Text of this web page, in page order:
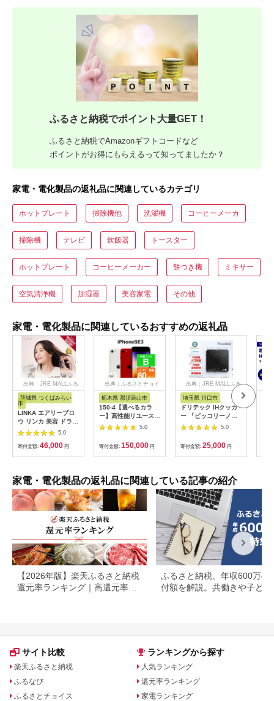
ふるさと納税でポイント大量GET！
ふるさと納税でAmazonギフトコードなど
ポイントがお得にもらえるって知ってましたか？
家電・電化製品の返礼品に関連しているカテゴリ
ホットプレート 掃除機他 洗濯機 コーヒーメーカ
掃除機 テレビ 炊飯器 トースター
ホットプレート コーヒーメーカー 餅つき機 ミキサー
空気清浄機 加湿器 美容家電 その他
家電・電化製品に関連しているおすすめの返礼品
出典：JRE MALLふる
さと納税
茨城県 つくばみらい
市
LINKA エアリーブロ
ウ リンカ 美容 ドライ
ヤー ヘアケア 髪 エス
テ ギフト ラッピング
贈呈品 プレゼント 母
の日 母の日準備 母の
5.0
寄付金額: 46,000 円
出典：ふるさとチョイ
栃木県 那須烏山市
150-4【選べるカラ
ー】高性能リユース
スマホ Apple
iPhoneSE 3 128GB
SIMロック解除済 本
体のみ ｜ 中古 再生品
本体 端末
5.0
寄付金額: 150,000 円
出典：JRE MALLふる
さと納税
埼玉県 川口市
ドリテック IHクッカ
ー 「ピッコリーノ」
ブラック DI-
217BK【1642626】
5.0
寄付金額: 25,000 円
家電・電化製品の返礼品に関連している記事の紹介
【2026年版】楽天ふるさと納税
還元率ランキング｜高還元率返
ふるさと納税、年収600万の
付額を解説。共働きや子ども
サイト比較
楽天ふるさと納税
ふるなび
ふるさとチョイス
ランキングから探す
人気ランキング
還元率ランキング
家電ランキング